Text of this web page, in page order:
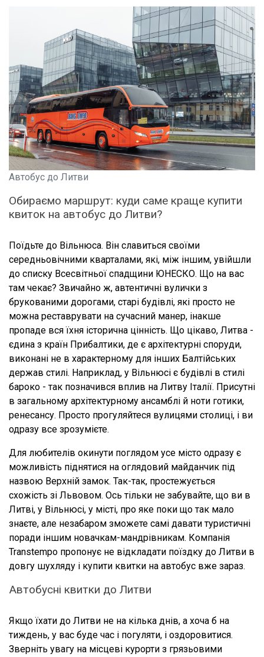
Автобус до Литви
Обираємо маршрут: куди саме краще купити
квиток на автобус до Литви?
Поїдьте до Вільнюса. Він славиться своїми
середньовічними кварталами, які, між іншим, увійшли
до списку Всесвітньої спадщини ЮНЕСКО. Що на вас
там чекає? Звичайно ж, автентичні вулички з
брукованими дорогами, старі будівлі, які просто не
можна реставрувати на сучасний манер, інакше
пропаде вся їхня історична цінність. Що цікаво, Литва -
єдина з країн Прибалтики, де є архітектурні споруди,
виконані не в характерному для інших Балтійських
держав стилі. Наприклад, у Вільнюсі є будівлі в стилі
бароко - так позначився вплив на Литву Італії. Присутні
в загальному архітектурному ансамблі й ноти готики,
ренесансу. Просто прогуляйтеся вулицями столиці, і ви
одразу все зрозумієте.
Для любителів окинути поглядом усе місто одразу є
можливість піднятися на оглядовий майданчик під
назвою Верхній замок. Так-так, простежується
схожість зі Львовом. Ось тільки не забувайте, що ви в
Литві, у Вільнюсі, у місті, про яке поки що так мало
знаєте, але незабаром зможете самі давати туристичні
поради іншим новачкам-мандрівникам. Компанія
Transtempo пропонує не відкладати поїздку до Литви в
довгу шухляду і купити квитки на автобус вже зараз.
Автобусні квитки до Литви
Якщо їхати до Литви не на кілька днів, а хоча б на
тиждень, у вас буде час і погуляти, і оздоровитися.
Зверніть увагу на місцеві курорти з грязьовими